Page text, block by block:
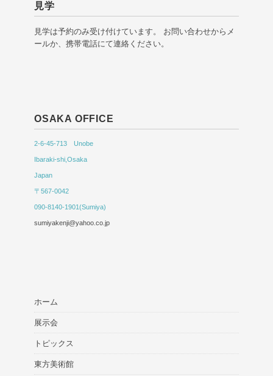
見学
見学は予約のみ受け付けています。 お問い合わせからメ
ールか、携帯電話にて連絡ください。
OSAKA OFFICE
2-6-45-713 Unobe
Ibaraki-shi,Osaka
Japan
〒567-0042
090-8140-1901(Sumiya)
sumiyakenji@yahoo.co.jp
ホーム
展示会
トピックス
東方美術館